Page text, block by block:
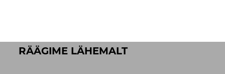
RÄÄGIME LÄHEMALT